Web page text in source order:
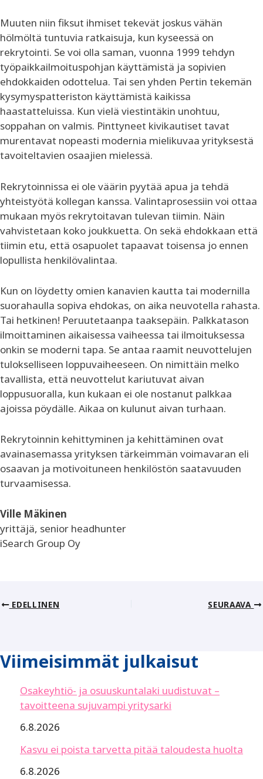
Muuten niin fiksut ihmiset tekevät joskus vähän
hölmöltä tuntuvia ratkaisuja, kun kyseessä on
rekrytointi. Se voi olla saman, vuonna 1999 tehdyn
työpaikkailmoituspohjan käyttämistä ja sopivien
ehdokkaiden odottelua. Tai sen yhden Pertin tekemän
kysymyspatteriston käyttämistä kaikissa
haastatteluissa. Kun vielä viestintäkin unohtuu,
soppahan on valmis. Pinttyneet kivikautiset tavat
murentavat nopeasti modernia mielikuvaa yrityksestä
tavoiteltavien osaajien mielessä.
Rekrytoinnissa ei ole väärin pyytää apua ja tehdä
yhteistyötä kollegan kanssa. Valintaprosessiin voi ottaa
mukaan myös rekrytoitavan tulevan tiimin. Näin
vahvistetaan koko joukkuetta. On sekä ehdokkaan että
tiimin etu, että osapuolet tapaavat toisensa jo ennen
lopullista henkilövalintaa.
Kun on löydetty omien kanavien kautta tai modernilla
suorahaulla sopiva ehdokas, on aika neuvotella rahasta.
Tai hetkinen! Peruutetaanpa taaksepäin. Palkkatason
ilmoittaminen aikaisessa vaiheessa tai ilmoituksessa
onkin se moderni tapa. Se antaa raamit neuvottelujen
tulokselliseen loppuvaiheeseen. On nimittäin melko
tavallista, että neuvottelut kariutuvat aivan
loppusuoralla, kun kukaan ei ole nostanut palkkaa
ajoissa pöydälle. Aikaa on kulunut aivan turhaan.
Rekrytoinnin kehittyminen ja kehittäminen ovat
avainasemassa yrityksen tärkeimmän voimavaran eli
osaavan ja motivoituneen henkilöstön saatavuuden
turvaamisessa.
Ville Mäkinen
yrittäjä, senior headhunter
iSearch Group Oy
EDELLINEN SEURAAVA
Viimeisimmät julkaisut
Osakeyhtiö- ja osuuskuntalaki uudistuvat –
tavoitteena sujuvampi yritysarki
6.8.2026
Kasvu ei poista tarvetta pitää taloudesta huolta
6.8.2026